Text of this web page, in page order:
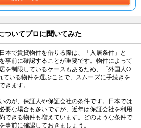
ついてプロに聞いてみた
本で賃貸物件を借りる際は、「入居条件」と
事前に確認することが重要です。物件によって
を制限しているケースもあるため、「外国人O
ている物件を選ぶことで、スムーズに手続きを
きます。
のが、保証人や保証会社の条件です。日本では
要な場合も多いですが、近年は保証会社を利用
できる物件も増えています。どのような条件で
事前に確認しておきましょう。